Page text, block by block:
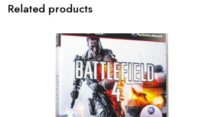
Related products